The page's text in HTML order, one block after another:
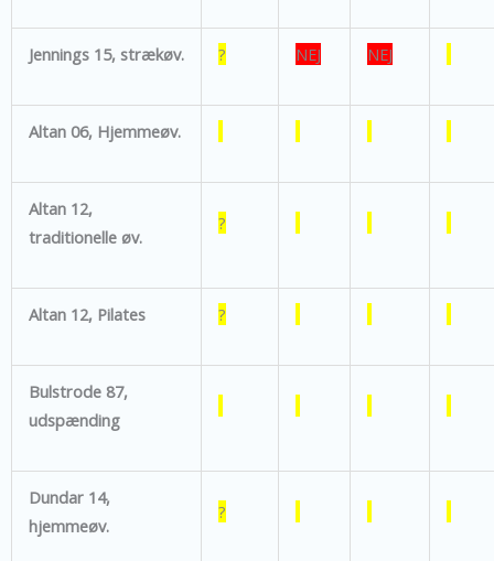
Jennings 15, strækøv. ? NEJ NEJ
Altan 06, Hjemmeøv.
Altan 12,
traditionelle øv.
?
Altan 12, Pilates ?
Bulstrode 87,
udspænding
Dundar 14,
hjemmeøv.
?